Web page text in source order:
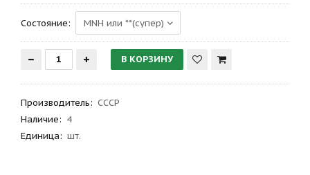
Состояние:
Производитель: СССР
Наличие: 4
Единица: шт.